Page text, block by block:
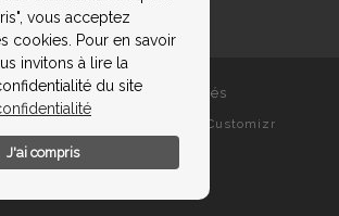
vous acceptez
cookies. Pour en savoir
invitons à lire la
du site
J'ai compris
PBC– Tous droits réservés
Thème Customizr